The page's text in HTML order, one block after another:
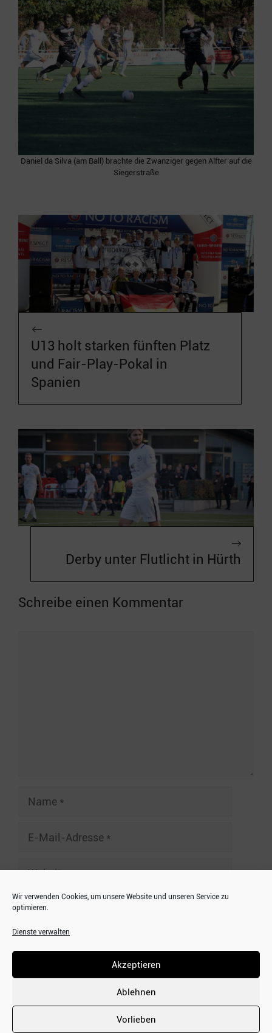
Wir verwenden Cookies, um unsere Website und unseren Service zu
optimieren.
Dienste verwalten
Akzeptieren
Ablehnen
Vorlieben
Daniel da Silva (am Ball) brachte die Zwanziger gegen Alfter auf die
Siegerstraße
U13 holt starken fünften Platz
und Fair-Play-Pokal in
Spanien
Derby unter Flutlicht in Hürth
Schreibe einen Kommentar
Name
Website
A
l
r